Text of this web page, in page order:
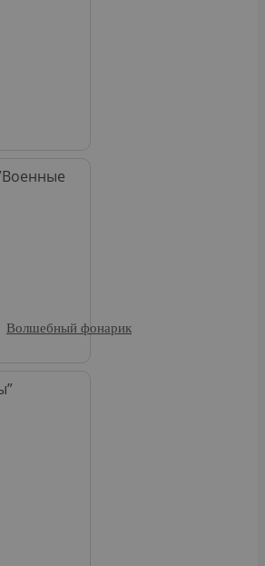
Военные
Волшебный фонарик